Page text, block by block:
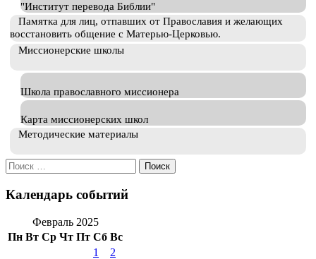
"Институт перевода Библии"
Памятка для лиц, отпавших от Православия и желающих
восстановить общение с Матерью-Церковью.
Миссионерские школы
Школа православного миссионера
Карта миссионерских школ
Методические материалы
Искать:
Календарь событий
Февраль 2025
Пн Вт Ср Чт Пт Сб Вс
1
2